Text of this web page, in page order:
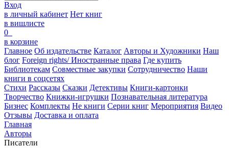
Вход
в личный кабинет Нет книг
в вишлисте
0
в корзине
Главное Об издательстве Каталог Авторы и Художники Наш
блог Foreign rights/ Иностранные права Где купить
Библиотекам Совместные закупки Сотрудничество Наши
книги в соцсетях
Стихи Рассказы Сказки Детективы Книги-картонки
Творчество Книжки-игрушки Познавательная литература
Бизнес Комплекты Не книги Серии книг Мероприятия Видео
Отзывы Доставка и оплата
Главная
Авторы
Писатели